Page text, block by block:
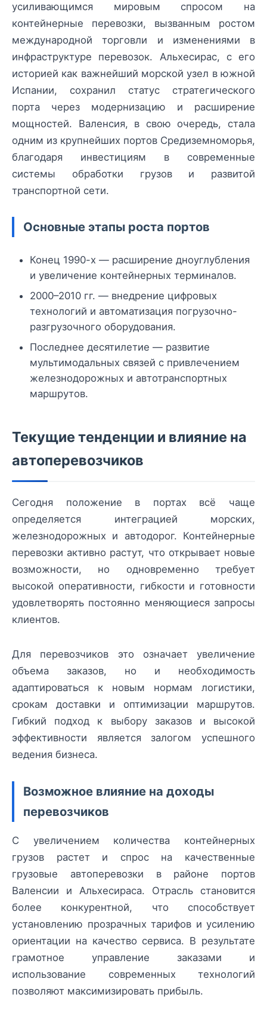
усиливающимся мировым спросом на
контейнерные перевозки, вызванным ростом
международной торговли и изменениями в
инфраструктуре перевозок. Альхесирас, с его
историей как важнейший морской узел в южной
Испании, сохранил статус стратегического
порта через модернизацию и расширение
мощностей. Валенсия, в свою очередь, стала
одним из крупнейших портов Средиземноморья,
благодаря инвестициям в современные
системы обработки грузов и развитой
транспортной сети.
Основные этапы роста портов
Конец 1990-х — расширение дноуглубления
и увеличение контейнерных терминалов.
2000–2010 гг. — внедрение цифровых
технологий и автоматизация погрузочно-
разгрузочного оборудования.
Последнее десятилетие — развитие
мультимодальных связей с привлечением
железнодорожных и автотранспортных
маршрутов.
Текущие тенденции и влияние на
автоперевозчиков
Сегодня положение в портах всё чаще
определяется интеграцией морских,
железнодорожных и автодорог. Контейнерные
перевозки активно растут, что открывает новые
возможности, но одновременно требует
высокой оперативности, гибкости и готовности
удовлетворять постоянно меняющиеся запросы
клиентов.
Для перевозчиков это означает увеличение
объема заказов, но и необходимость
адаптироваться к новым нормам логистики,
срокам доставки и оптимизации маршрутов.
Гибкий подход к выбору заказов и высокой
эффективности является залогом успешного
ведения бизнеса.
Возможное влияние на доходы
перевозчиков
С увеличением количества контейнерных
грузов растет и спрос на качественные
грузовые автоперевозки в районе портов
Валенсии и Альхесираса. Отрасль становится
более конкурентной, что способствует
установлению прозрачных тарифов и усилению
ориентации на качество сервиса. В результате
грамотное управление заказами и
использование современных технологий
позволяют максимизировать прибыль.